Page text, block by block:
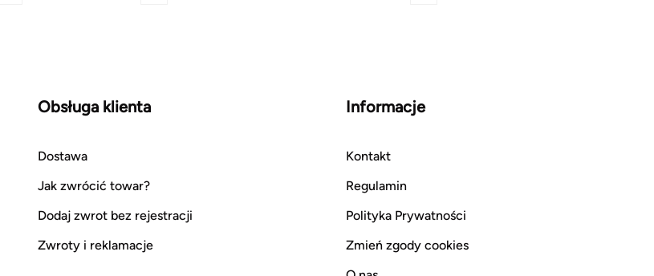
Obsługa klienta
Dostawa
Jak zwrócić towar?
Dodaj zwrot bez rejestracji
Zwroty i reklamacje
Informacje
Kontakt
Regulamin
Polityka Prywatności
Zmień zgody cookies